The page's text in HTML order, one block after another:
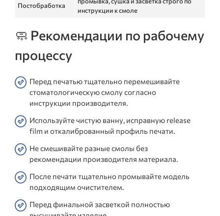
Постобработка
инструкции к смоле
🧼 Рекомендации по рабочему
процессу
Перед печатью тщательно перемешивайте
стоматологическую смолу согласно
инструкции производителя.
Используйте чистую ванну, исправную release
film и откалиброванный профиль печати.
Не смешивайте разные смолы без
рекомендации производителя материала.
После печати тщательно промывайте модель
подходящим очистителем.
Перед финальной засветкой полностью